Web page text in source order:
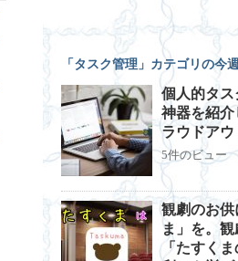
「タスク管理」カテゴリの今
個人的タ
神器を紹介
ラウドア
5件のビュー
観劇のお供
ま」を。
「たすく